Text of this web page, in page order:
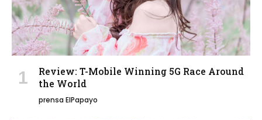
Review: T-Mobile Winning 5G Race Around
the World
prensa ElPapayo